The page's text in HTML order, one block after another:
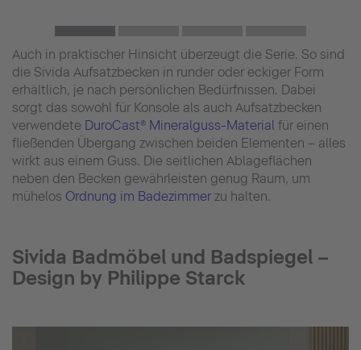
Auch in praktischer Hinsicht überzeugt die Serie. So sind
die Sivida Aufsatzbecken in runder oder eckiger Form
erhältlich, je nach persönlichen Bedürfnissen. Dabei
sorgt das sowohl für Konsole als auch Aufsatzbecken
verwendete DuroCast® Mineralguss-Material für einen
fließenden Übergang zwischen beiden Elementen – alles
wirkt aus einem Guss. Die seitlichen Ablageflächen
neben den Becken gewährleisten genug Raum, um
mühelos Ordnung im Badezimmer zu halten.
Sivida Badmöbel und Badspiegel –
Design by Philippe Starck